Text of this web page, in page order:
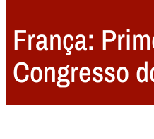
França:
Congresso